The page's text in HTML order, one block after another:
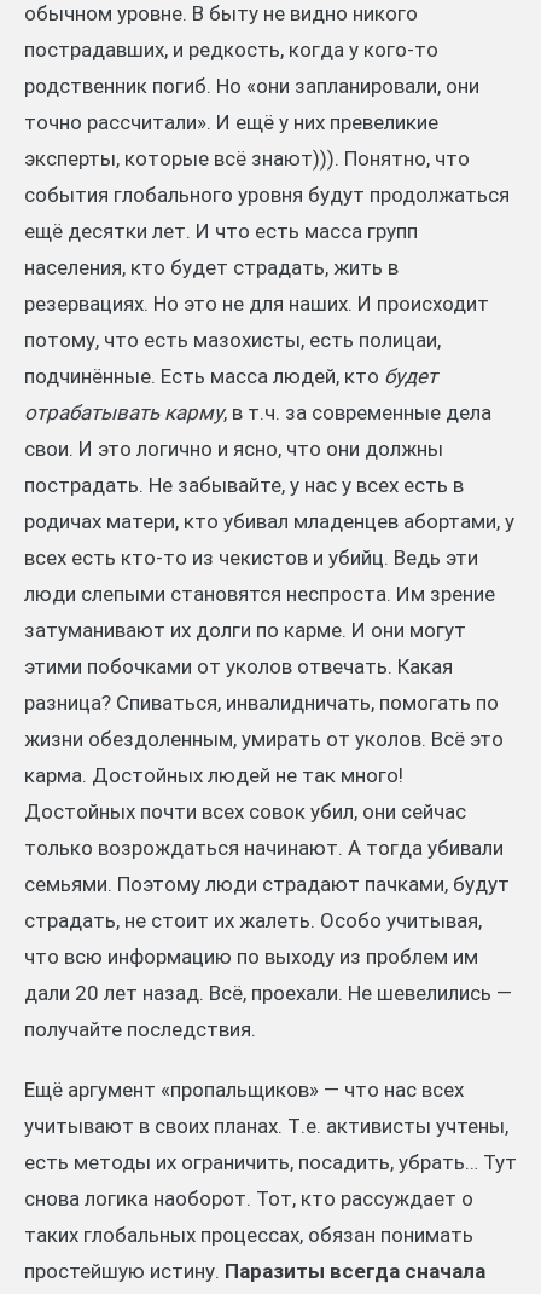
обычном уровне. В быту не видно никого
пострадавших, и редкость, когда у кого-то
родственник погиб. Но «они запланировали, они
точно рассчитали». И ещё у них превеликие
эксперты, которые всё знают))). Понятно, что
события глобального уровня будут продолжаться
ещё десятки лет. И что есть масса групп
населения, кто будет страдать, жить в
резервациях. Но это не для наших. И происходит
потому, что есть мазохисты, есть полицаи,
подчинённые. Есть масса людей, кто будет
отрабатывать карму, в т.ч. за современные дела
свои. И это логично и ясно, что они должны
пострадать. Не забывайте, у нас у всех есть в
родичах матери, кто убивал младенцев абортами, у
всех есть кто-то из чекистов и убийц. Ведь эти
люди слепыми становятся неспроста. Им зрение
затуманивают их долги по карме. И они могут
этими побочками от уколов отвечать. Какая
разница? Спиваться, инвалидничать, помогать по
жизни обездоленным, умирать от уколов. Всё это
карма. Достойных людей не так много!
Достойных почти всех совок убил, они сейчас
только возрождаться начинают. А тогда убивали
семьями. Поэтому люди страдают пачками, будут
страдать, не стоит их жалеть. Особо учитывая,
что всю информацию по выходу из проблем им
дали 20 лет назад. Всё, проехали. Не шевелились —
получайте последствия.
Ещё аргумент «пропальщиков» — что нас всех
учитывают в своих планах. Т.е. активисты учтены,
есть методы их ограничить, посадить, убрать… Тут
снова логика наоборот. Тот, кто рассуждает о
таких глобальных процессах, обязан понимать
простейшую истину. Паразиты всегда сначала